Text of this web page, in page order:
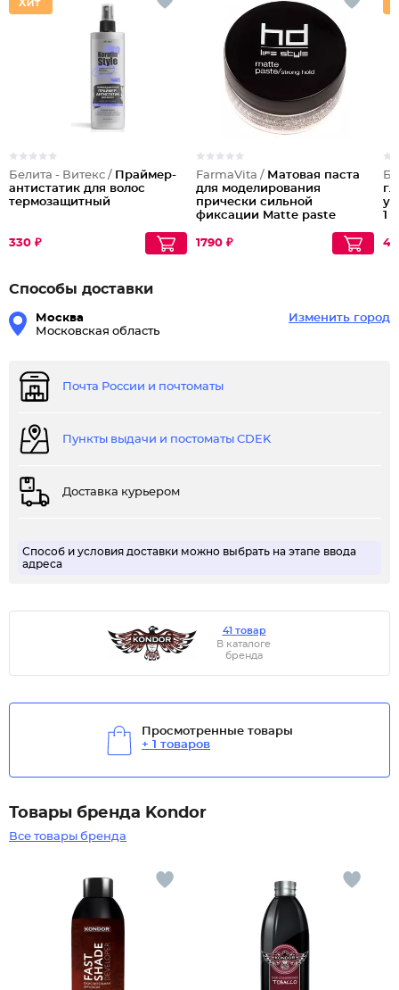
Белита - Витекс / Праймер-
антистатик для волос
термозащитный
330 ₽
FarmaVita / Матовая паста
для моделирования
прически сильной
фиксации Matte paste
1790 ₽
1
Способы доставки
Москва
Московская область
Изменить город
Почта России и почтоматы
Пункты выдачи и постоматы CDEK
Доставка курьером
Способ и условия доставки можно выбрать на этапе ввода
адреса
41 товар
В каталоге
бренда
Просмотренные товары
+ 1 товаров
Товары бренда Kondor
Все товары бренда